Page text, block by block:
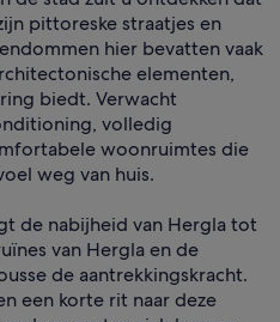
pittoreske straatjes en
hier bevatten vaak
elementen,
biedt. Verwacht
volledig
woonruimtes die
weg van huis.
de nabijheid van Hergla tot
van Hergla en de
de aantrekkingskracht.
een korte rit naar deze